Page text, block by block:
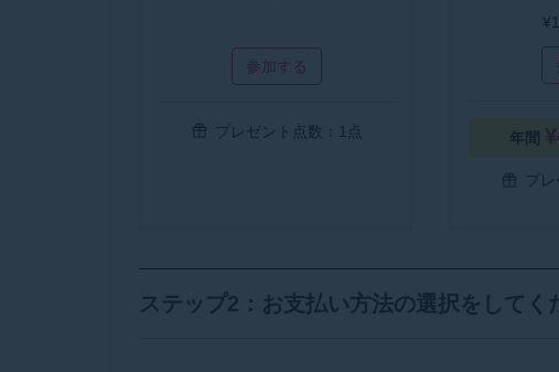
参加する
プレゼント点数：1点 年間
プ
ステップ2：お支払い方法の選択をしてく